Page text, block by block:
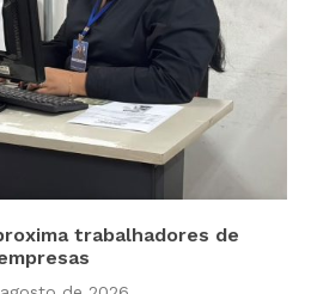
trabalhadores de